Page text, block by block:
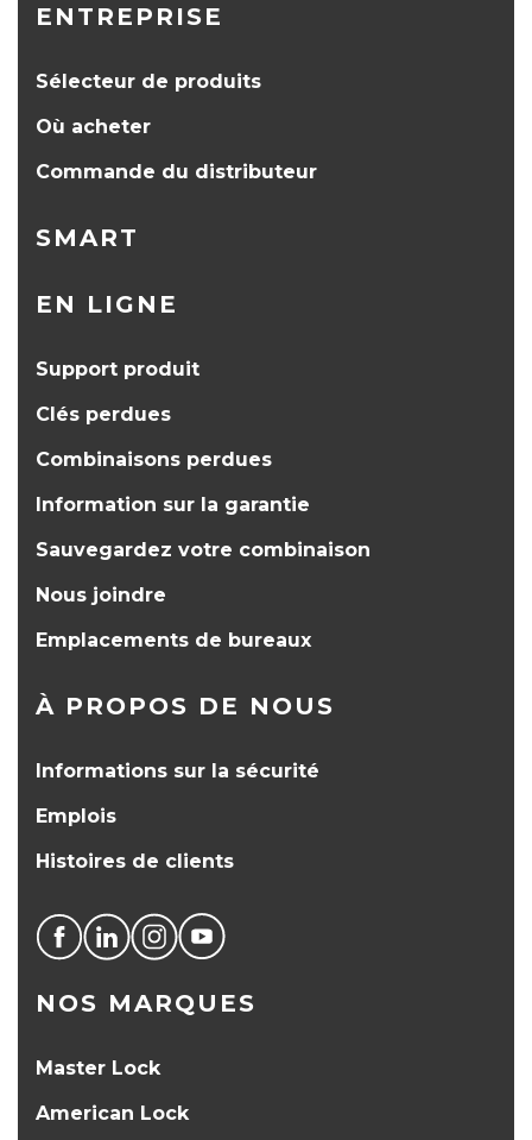
ENTREPRISE
Sélecteur de produits
Où acheter
Commande du distributeur
SMART
EN LIGNE
Support produit
Clés perdues
Combinaisons perdues
Information sur la garantie
Sauvegardez votre combinaison
Nous joindre
Emplacements de bureaux
À PROPOS DE NOUS
Informations sur la sécurité
Emplois
Histoires de clients
NOS MARQUES
Master Lock
American Lock